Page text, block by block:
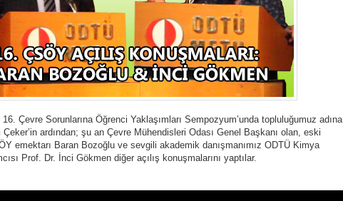
16. Çevre Sorunlarına Öğrenci Yaklaşımları Sempozyum’unda topluluğumuz adına
ardından; şu an Çevre Mühendisleri Odası Genel Başkanı olan, eski
emektarı Baran Bozoğlu ve sevgili akademik danışmanımız ODTÜ Kimya
Prof. Dr. İnci Gökmen diğer açılış konuşmalarını yaptılar.